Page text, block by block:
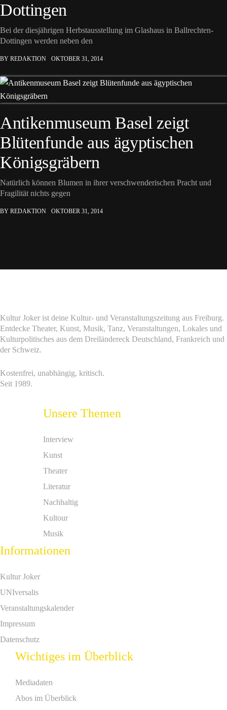
Dottingen
Bei der diesjährigen Herbstausstellung im Glashaus in Ballrechten-
Dottingen werden neben den
BY REDAKTION OKTOBER 31, 2014
Antikenmuseum Basel zeigt
Blütenfunde aus ägyptischen
Königsgräbern
Natürlich können Blumen in ihrer verschwenderischen Pracht und
Fragilität nichts gegen
BY REDAKTION OKTOBER 31, 2014
Kultur Joker ist deine Kultur- und Veranstaltungszeitung aus Freiburg.
Entdecke Theater, Kunst, Musik, Tanz, Veranstaltungen, Lokales und
Kulturpolitisches aus dem Dreiländereck Deutschland, Frankreich und
der Schweiz.
Kostenfrei, unabhängig, kritisch.
Seit 1989.
Unsere Themen
Interview
Kunst
Theater
Literatur
Nachhaltig
Kultour
Musik
Informationen
Kultur Joker
UNIversalis
Veranstaltungskalender
Impressum
Datenschutz
Wichtiges im Überblick
Mediadaten
Abos im Überblick